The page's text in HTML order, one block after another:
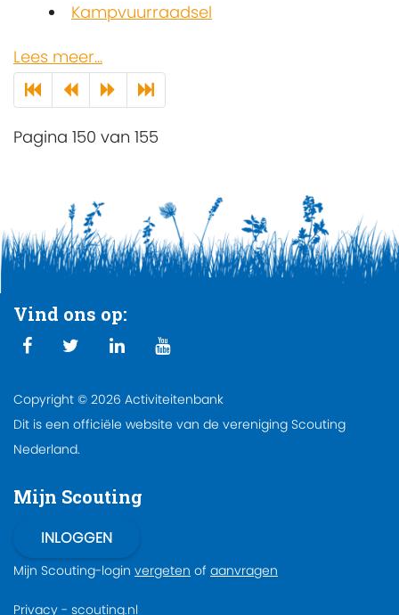
Kampvuurraadsel
Lees meer...
Pagina 150 van 155
Vind ons op:
Copyright © 2026 Activiteitenbank
Dit is een officiële website van de vereniging Scouting
Nederland.
Mijn Scouting
Mijn Scouting-login vergeten of aanvragen
Privacy - scouting.nl